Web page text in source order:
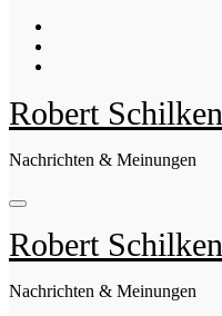
Robert Schilken
Nachrichten & Meinungen
Robert Schilken
Nachrichten & Meinungen